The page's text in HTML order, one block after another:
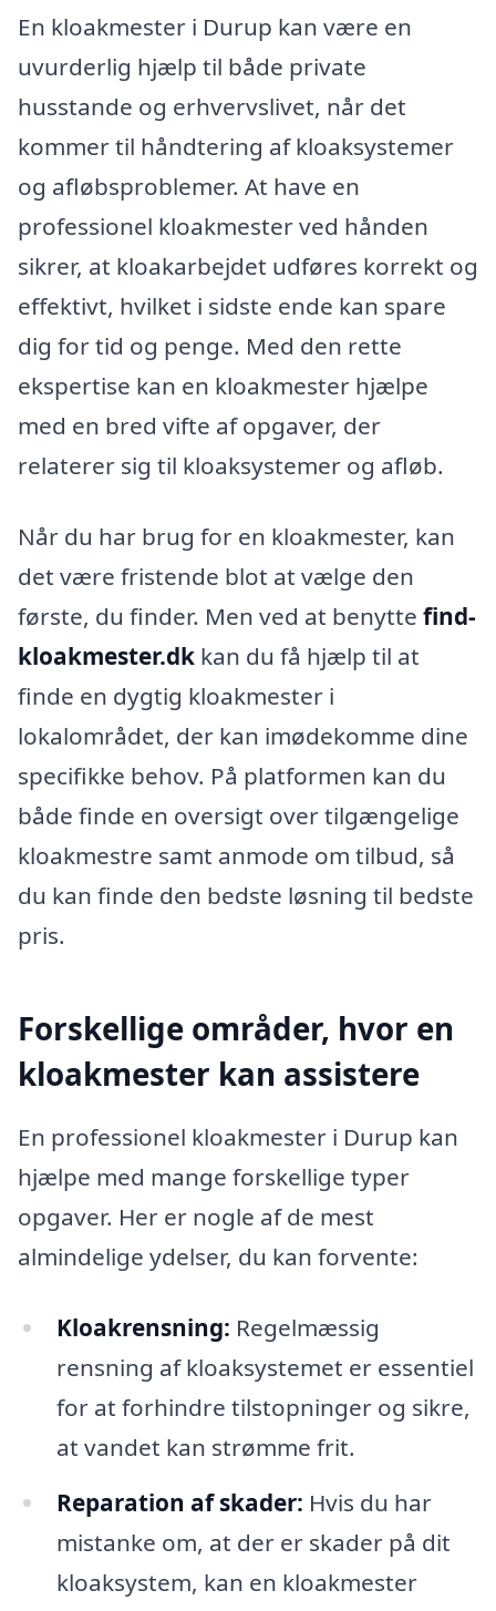
En kloakmester i Durup kan være en
uvurderlig hjælp til både private
husstande og erhvervslivet, når det
kommer til håndtering af kloaksystemer
og afløbsproblemer. At have en
professionel kloakmester ved hånden
sikrer, at kloakarbejdet udføres korrekt og
effektivt, hvilket i sidste ende kan spare
dig for tid og penge. Med den rette
ekspertise kan en kloakmester hjælpe
med en bred vifte af opgaver, der
relaterer sig til kloaksystemer og afløb.
Når du har brug for en kloakmester, kan
det være fristende blot at vælge den
første, du finder. Men ved at benytte find-
kloakmester.dk kan du få hjælp til at
finde en dygtig kloakmester i
lokalområdet, der kan imødekomme dine
specifikke behov. På platformen kan du
både finde en oversigt over tilgængelige
kloakmestre samt anmode om tilbud, så
du kan finde den bedste løsning til bedste
pris.
Forskellige områder, hvor en
kloakmester kan assistere
En professionel kloakmester i Durup kan
hjælpe med mange forskellige typer
opgaver. Her er nogle af de mest
almindelige ydelser, du kan forvente:
Kloakrensning: Regelmæssig
rensning af kloaksystemet er essentiel
for at forhindre tilstopninger og sikre,
at vandet kan strømme frit.
Reparation af skader: Hvis du har
mistanke om, at der er skader på dit
kloaksystem, kan en kloakmester